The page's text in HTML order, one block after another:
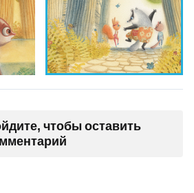
чтобы оставить